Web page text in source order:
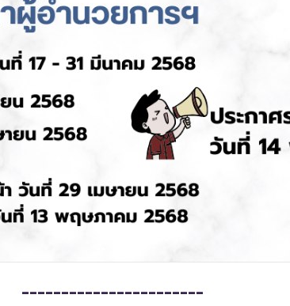
-----------------------